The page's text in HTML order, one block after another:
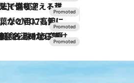
カーナの郷土料理の手法で満喫！